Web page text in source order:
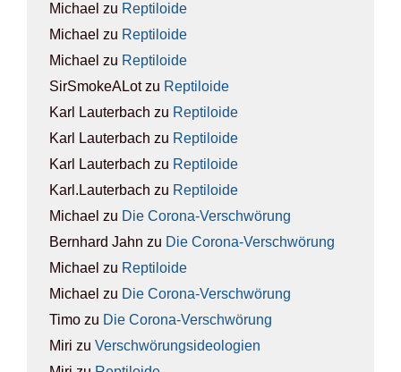
Michael zu Rep­ti­lo­ide
Michael zu Rep­ti­lo­ide
Michael zu Rep­ti­lo­ide
SirSmokeALotzu Rep­ti­lo­ide
Karl Lauterbach zu Rep­ti­lo­ide
Karl Lauterbach zu Rep­ti­lo­ide
Karl Lauterbach zu Rep­ti­lo­ide
Karl.Lauterbach zu Rep­ti­lo­ide
Michael zu Die Coro­na-Ver­schwö­rung
Bernhard Jahn zu Die Coro­na-Ver­schwö­rung
Michael zu Rep­ti­lo­ide
Michael zu Die Coro­na-Ver­schwö­rung
Timo zu Die Coro­na-Ver­schwö­rung
Miri zu Ver­schwö­rungs­ideo­lo­gien